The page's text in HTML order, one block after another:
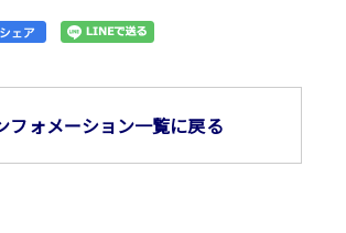
フォメーション⼀覧に戻る